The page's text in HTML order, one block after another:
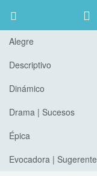
Alegre
Descriptivo
Dinámico
Drama | Sucesos
Épica
Evocadora | Sugerente